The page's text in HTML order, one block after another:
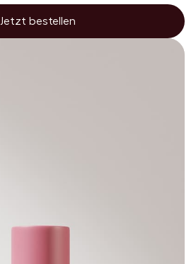
Jetzt bestellen